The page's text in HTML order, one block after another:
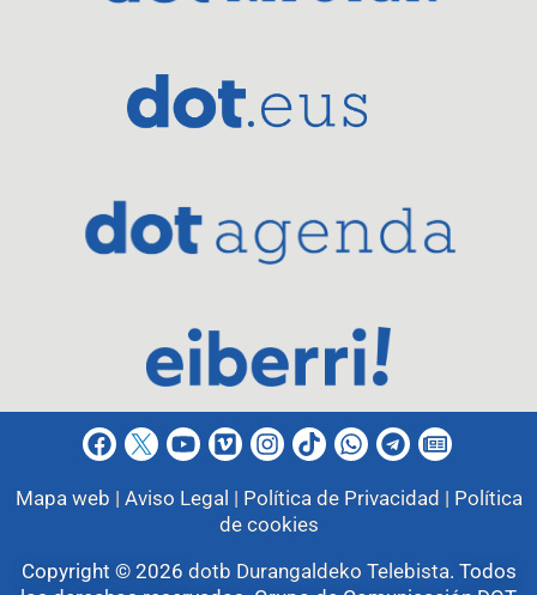
Mapa web | Aviso Legal | Política de Privacidad | Política
de cookies
Copyright © 2026 dotb Durangaldeko Telebista. Todos